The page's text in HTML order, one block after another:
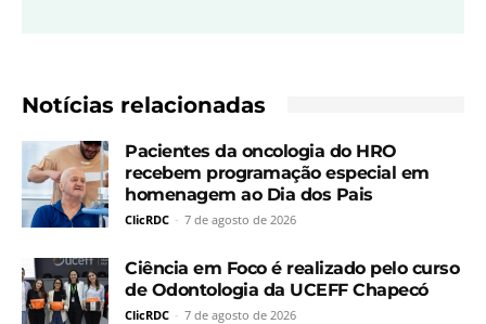
Notícias relacionadas
Pacientes da oncologia do HRO
recebem programação especial em
homenagem ao Dia dos Pais
ClicRDC - 7 de agosto de 2026
Ciência em Foco é realizado pelo curso
de Odontologia da UCEFF Chapecó
ClicRDC - 7 de agosto de 2026